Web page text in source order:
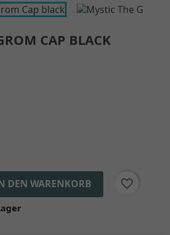
CAP BLACK
DEN WARENKORB
favorite_border